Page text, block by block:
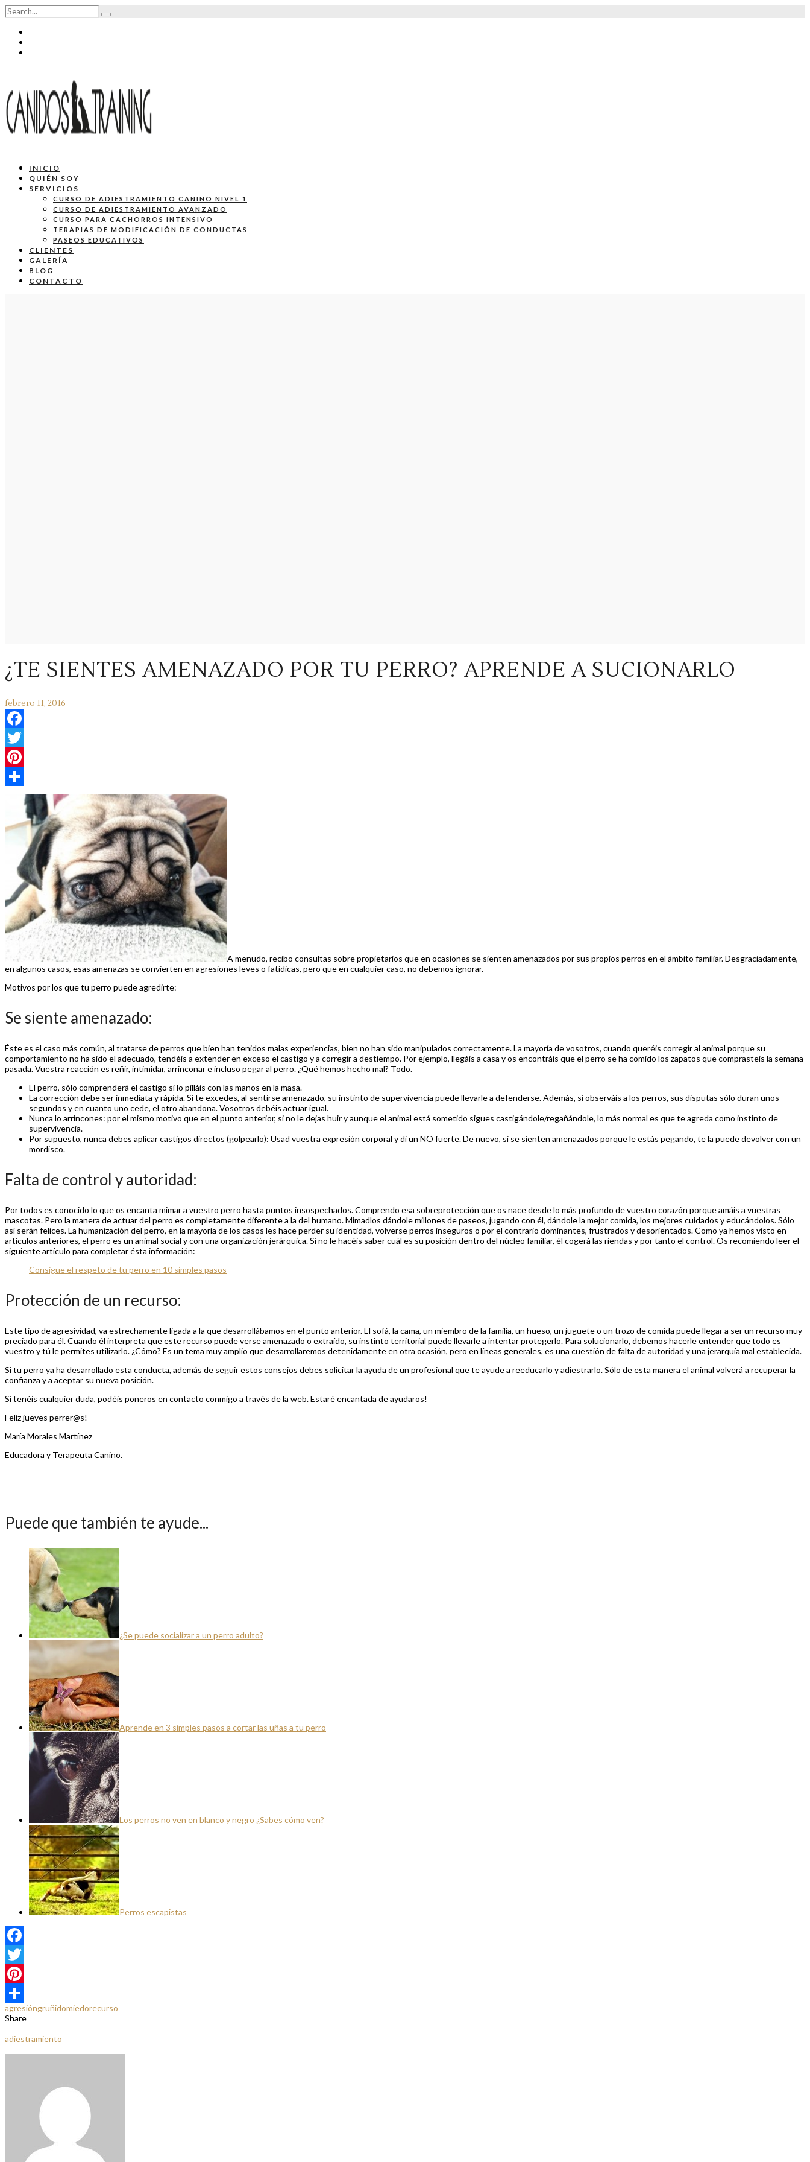
INICIO
QUIÉN SOY
SERVICIOS
CURSO DE ADIESTRAMIENTO CANINO NIVEL 1
CURSO DE ADIESTRAMIENTO AVANZADO
CURSO PARA CACHORROS INTENSIVO
TERAPIAS DE MODIFICACIÓN DE CONDUCTAS
PASEOS EDUCATIVOS
CLIENTES
GALERÍA
BLOG
CONTACTO
¿TE SIENTES AMENAZADO POR TU PERRO? APRENDE A SUCIONARLO
febrero 11, 2016
Facebook
Twitter
Pinterest
Compartir
A menudo, recibo consultas sobre propietarios que en ocasiones se sienten amenazados por sus propios perros en el ámbito familiar. Desgraciadamente,
en algunos casos, esas amenazas se convierten en agresiones leves o fatídicas, pero que en cualquier caso, no debemos ignorar.
Motivos por los que tu perro puede agredirte:
Se siente amenazado:
Éste es el caso más común, al tratarse de perros que bien han tenidos malas experiencias, bien no han sido manipulados correctamente. La mayoría de vosotros, cuando queréis corregir al animal porque su
comportamiento no ha sido el adecuado, tendéis a extender en exceso el castigo y a corregir a destiempo. Por ejemplo, llegáis a casa y os encontráis que el perro se ha comido los zapatos que comprasteis la semana
pasada. Vuestra reacción es reñir, intimidar, arrinconar e incluso pegar al perro. ¿Qué hemos hecho mal? Todo.
El perro, sólo comprenderá el castigo si lo pilláis con las manos en la masa.
La corrección debe ser inmediata y rápida. Si te excedes, al sentirse amenazado, su instinto de supervivencia puede llevarle a defenderse. Además, si observáis a los perros, sus disputas sólo duran unos
segundos y en cuanto uno cede, el otro abandona. Vosotros debéis actuar igual.
Nunca lo arrincones: por el mismo motivo que en el punto anterior, si no le dejas huir y aunque el animal está sometido sigues castigándole/regañándole, lo más normal es que te agreda como instinto de
supervivencia.
Por supuesto, nunca debes aplicar castigos directos (golpearlo): Usad vuestra expresión corporal y di un NO fuerte. De nuevo, si se sienten amenazados porque le estás pegando, te la puede devolver con un
mordisco.
Falta de control y autoridad:
Por todos es conocido lo que os encanta mimar a vuestro perro hasta puntos insospechados. Comprendo esa sobreprotección que os nace desde lo más profundo de vuestro corazón porque amáis a vuestras
mascotas. Pero la manera de actuar del perro es completamente diferente a la del humano. Mimadlos dándole millones de paseos, jugando con él, dándole la mejor comida, los mejores cuidados y educándolos. Sólo
así serán felices. La humanización del perro, en la mayoría de los casos les hace perder su identidad, volverse perros inseguros o por el contrario dominantes, frustrados y desorientados. Como ya hemos visto en
artículos anteriores, el perro es un animal social y con una organización jerárquica. Si no le hacéis saber cuál es su posición dentro del núcleo familiar, él cogerá las riendas y por tanto el control. Os recomiendo leer el
siguiente artículo para completar ésta información:
Consigue el respeto de tu perro en 10 simples pasos
Protección de un recurso:
Este tipo de agresividad, va estrechamente ligada a la que desarrollábamos en el punto anterior. El sofá, la cama, un miembro de la familia, un hueso, un juguete o un trozo de comida puede llegar a ser un recurso muy
preciado para él. Cuando él interpreta que este recurso puede verse amenazado o extraído, su instinto territorial puede llevarle a intentar protegerlo. Para solucionarlo, debemos hacerle entender que todo es
vuestro y tú le permites utilizarlo. ¿Cómo? Es un tema muy amplio que desarrollaremos detenidamente en otra ocasión, pero en líneas generales, es una cuestión de falta de autoridad y una jerarquía mal establecida.
Si tu perro ya ha desarrollado esta conducta, además de seguir estos consejos debes solicitar la ayuda de un profesional que te ayude a reeducarlo y adiestrarlo. Sólo de esta manera el animal volverá a recuperar la
confianza y a aceptar su nueva posición.
Si tenéis cualquier duda, podéis poneros en contacto conmigo a través de la web. Estaré encantada de ayudaros!
Feliz jueves perrer@s!
María Morales Martínez
Educadora y Terapeuta Canino.
Puede que también te ayude...
¿Se puede socializar a un perro adulto?
Aprende en 3 simples pasos a cortar las uñas a tu perro
Los perros no ven en blanco y negro ¿Sabes cómo ven?
Perros escapistas
Facebook
Twitter
Pinterest
Compartir
agresióngruñidomiedorecurso
Share
adiestramiento